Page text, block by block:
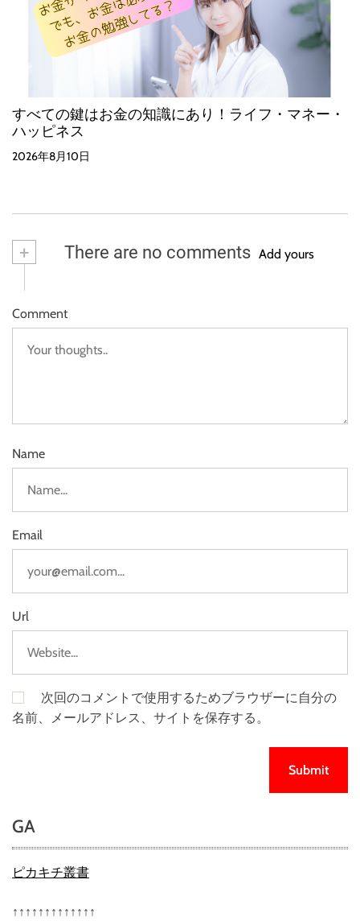
すべての鍵はお金の知識にあり！ライフ・マネー・
ハッピネス
2026年8月10日
+ There are no comments Add yours
Comment
Name
Email
Url
次回のコメントで使用するためブラウザーに自分の
名前、メールアドレス、サイトを保存する。
GA
ピカキチ叢書
↑↑↑↑↑↑↑↑↑↑↑↑↑